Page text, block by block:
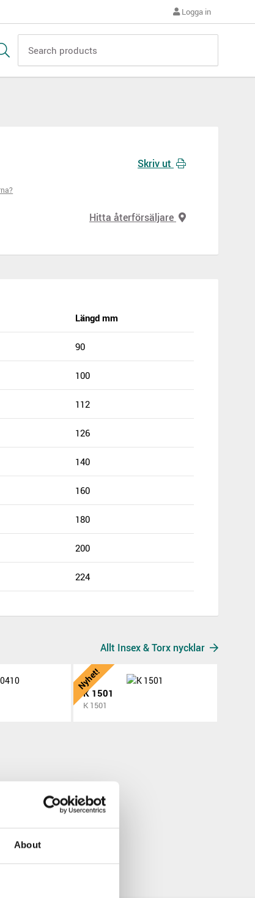
About
Logga in
Skriv ut
Hitta återförsäljare
Längd mm
90
100
112
126
140
160
180
200
224
Allt Insex & Torx nycklar
Nyhet!
K 1501
K 1501